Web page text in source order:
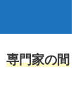
専門家の間